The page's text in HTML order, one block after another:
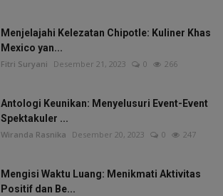
Menjelajahi Kelezatan Chipotle: Kuliner Khas
Mexico yan...
Fitri Suryani Desember 21, 2023 0 266
Antologi Keunikan: Menyelusuri Event-Event
Spektakuler ...
Wiranda Rasnika Desember 20, 2023 0 247
Mengisi Waktu Luang: Menikmati Aktivitas
Positif dan Be...